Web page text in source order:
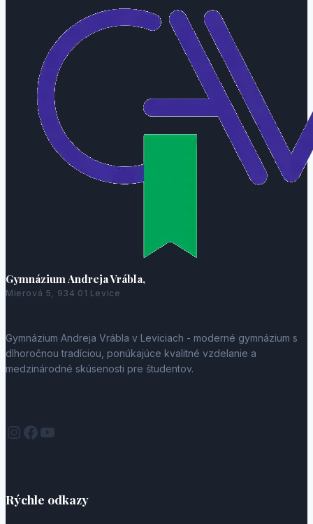
Gymnázium Andreja Vrábla,
Mierová 5, 934 01 Levice
Gymnázium Andreja Vrábla v Leviciach - moderné gymnázium s
dlhoročnou tradíciou, ponúkajúce kvalitné vzdelanie a
medzinárodné skúsenosti pre študentov.
Instagram
Facebook
YouTube
Rýchle odkazy